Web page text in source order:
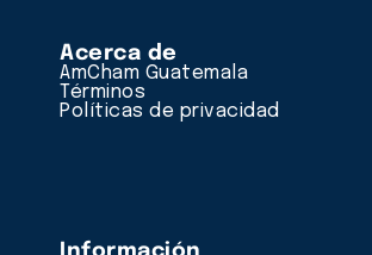
Acerca de
AmCham Guatemala
Términos
Políticas de privacidad